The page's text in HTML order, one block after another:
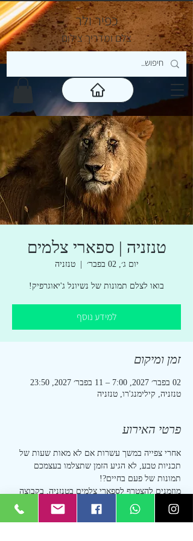
כפיר ולר
צלם ומדריך צילום
טנזניה | ספארי צלמים
יום ג׳, 02 בפבר׳
  |
טנזניה
בואו לצלם תמונות של נשיונל ג'יאוגרפיק!
למידע נוסף
זמן ומיקום
02 בפבר׳ 2027, 7:00 – 11 בפבר׳ 2027, 23:50
טנזניה, קילימנג'רו, טנזניה
פרטי האירוע
אחרי צפייה במשך עשרות אם לא מאות שעות של
תכניות טבע, לא הגיע הזמן שתצלמו בעצמכם
תמונות של פעם בחיים?!
מוזמנים להצטרף לספארי צלמים בטנזניה, בקבוצה
קטנה ואינטימית בטיול ע"ב הכול כלול!